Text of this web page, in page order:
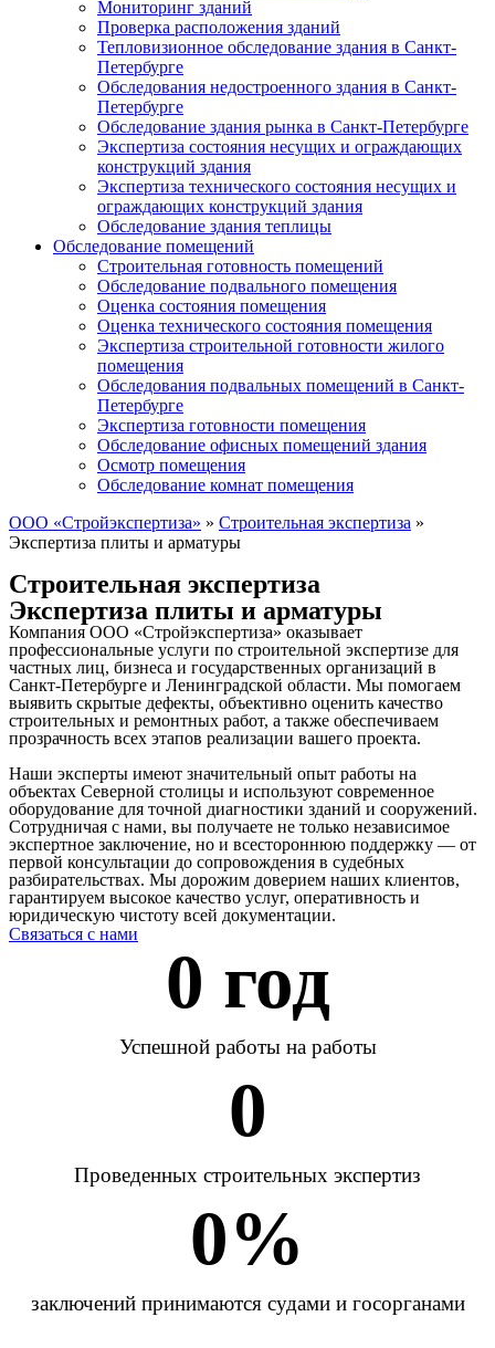
Мониторинг зданий
Проверка расположения зданий
Тепловизионное обследование здания в Санкт-
Петербурге
Обследования недостроенного здания в Санкт-
Петербурге
Обследование здания рынка в Санкт-Петербурге
Экспертиза состояния несущих и ограждающих
конструкций здания
Экспертиза технического состояния несущих и
ограждающих конструкций здания
Обследование здания теплицы
Обследование помещений
Строительная готовность помещений
Обследование подвального помещения
Оценка состояния помещения
Оценка технического состояния помещения
Экспертиза строительной готовности жилого
помещения
Обследования подвальных помещений в Санкт-
Петербурге
Экспертиза готовности помещения
Обследование офисных помещений здания
Осмотр помещения
Обследование комнат помещения
ООО «Стройэкспертиза» » Строительная экспертиза »
Экспертиза плиты и арматуры
Строительная экспертиза
Экспертиза плиты и арматуры
Компания ООО «Стройэкспертиза» оказывает
профессиональные услуги по строительной экспертизе для
частных лиц, бизнеса и государственных организаций в
Санкт-Петербурге и Ленинградской области. Мы помогаем
выявить скрытые дефекты, объективно оценить качество
строительных и ремонтных работ, а также обеспечиваем
прозрачность всех этапов реализации вашего проекта.
Наши эксперты имеют значительный опыт работы на
объектах Северной столицы и используют современное
оборудование для точной диагностики зданий и сооружений.
Сотрудничая с нами, вы получаете не только независимое
экспертное заключение, но и всестороннюю поддержку — от
первой консультации до сопровождения в судебных
разбирательствах. Мы дорожим доверием наших клиентов,
гарантируем высокое качество услуг, оперативность и
юридическую чистоту всей документации.
Связаться с нами
0 год
Успешной работы на работы
0
Проведенных строительных экспертиз
0%
заключений принимаются судами и госорганами